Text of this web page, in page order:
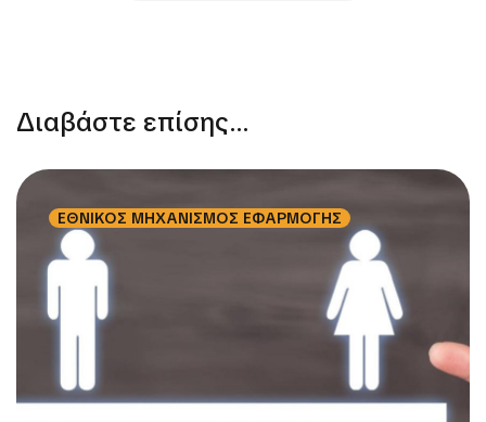
Διαβάστε επίσης...
ΕΘΝΙΚΟΣ ΜΗΧΑΝΙΣΜΟΣ ΕΦΑΡΜΟΓΗΣ